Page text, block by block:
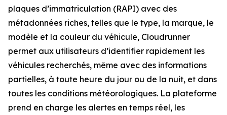
plaques d’immatriculation (RAPI) avec des
métadonnées riches, telles que le type, la marque, le
modèle et la couleur du véhicule, Cloudrunner
permet aux utilisateurs d’identifier rapidement les
véhicules recherchés, même avec des informations
partielles, à toute heure du jour ou de la nuit, et dans
toutes les conditions météorologiques. La plateforme
prend en charge les alertes en temps réel, les